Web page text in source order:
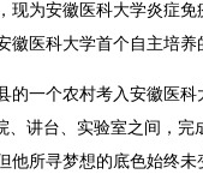
为安徽医科大学炎症免
徽医科大学首个自主培养
一个农村考入安徽医科
、讲台、实验室之间，完
所寻梦想的底色始终未